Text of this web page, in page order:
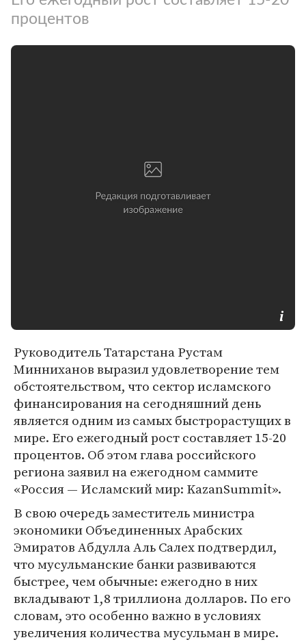
процентов
Руководитель Татарстана Рустам
Минниханов выразил удовлетворение тем
обстоятельством, что сектор исламского
финансирования на сегодняшний день
является одним из самых быстрорастущих в
мире. Его ежегодный рост составляет 15-20
процентов. Об этом глава российского
региона заявил на ежегодном саммите
«Россия — Исламский мир: KazanSummit».
В свою очередь заместитель министра
экономики Объединенных Арабских
Эмиратов Абдулла Aль Салех подтвердил,
что мусульманские банки развиваются
быстрее, чем обычные: ежегодно в них
вкладывают 1,8 триллиона долларов. По его
словам, это особенно важно в условиях
увеличения количества мусульман в мире.